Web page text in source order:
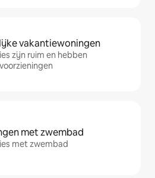
vakantiewoningen
zijn ruim en hebben
met zwembad
met zwembad